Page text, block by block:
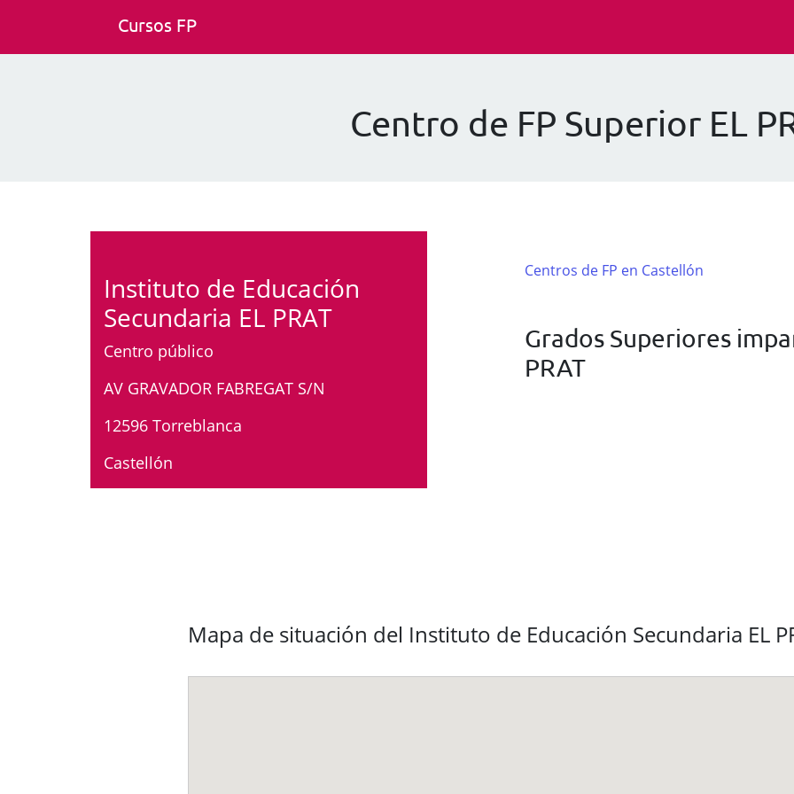
Cursos FP
Centro de FP Superior EL
Instituto de Educación
Secundaria EL PRAT
Centro público
AV GRAVADOR FABREGAT S/N
12596 Torreblanca
Castellón
Centros de FP en Castellón
Grados Superiores
PRAT
Mapa de situación del Instituto de Educación Secundaria EL